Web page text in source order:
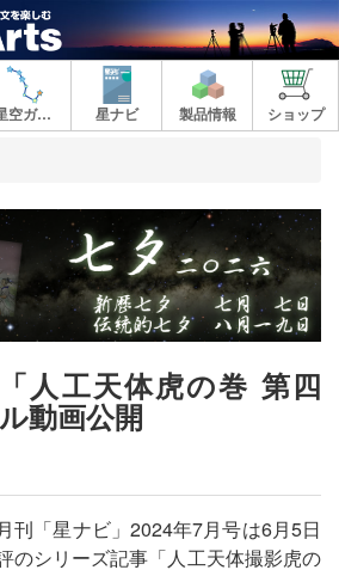
星空ガイド 星ナビ 製品情報 ショップ
人工天体虎の巻 第四
動画公開
刊「星ナビ」2024年7月号は6月5日
のシリーズ記事「人工天体撮影虎の